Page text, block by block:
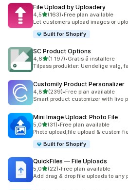
File Upload by Uploadery
4,5av 5 stjerner
(163)
Totalt 163 omtaler
•Free plan available
Let customers upload images or
Built for Shopify
SC Product Options
4,6av 5 stjerner
(1 197)
Totalt 1197 omtaler
•Gratis å installere
Tilpass produkter: Uendelige valg,
Customily Product Personalizer
4,8av 5 stjerner
(239)
Totalt 239 omtaler
•Free plan available
Smart product customizer with live
Mini Image Upload: Photo File
5,0av 5 stjerner
(31)
Totalt 31 omtaler
•Free plan available
Photo upload,file upload & custom
Built for Shopify
QuickFiles — File Uploads
5,0av 5 stjerner
(22)
Totalt 22 omtaler
•Free plan available
Add drag & drop file uploads to any